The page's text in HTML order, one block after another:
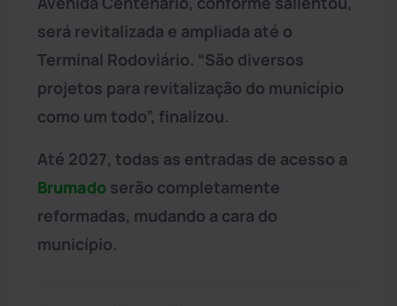
será revitalizada e ampliada até o
Terminal Rodoviário. “São diversos
projetos para revitalização do município
como um todo”, finalizou.
Até 2027, todas as entradas de acesso a
Brumado serão completamente
reformadas, mudando a cara do
município.